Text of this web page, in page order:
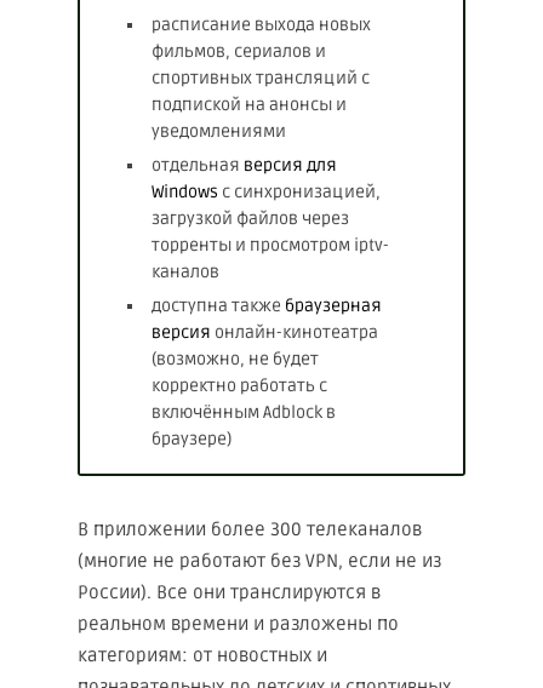
расписание выхода новых
фильмов, сериалов и
спортивных трансляций с
подпиской на анонсы и
уведомлениями
отдельная версия для
Windows с синхронизацией,
загрузкой файлов через
торренты и просмотром iptv-
каналов
доступна также браузерная
версия онлайн-кинотеатра
(возможно, не будет
корректно работать с
включённым Adblock в
браузере)
В приложении более 300 телеканалов
(многие не работают без VPN, если не из
России). Все они транслируются в
реальном времени и разложены по
категориям: от новостных и